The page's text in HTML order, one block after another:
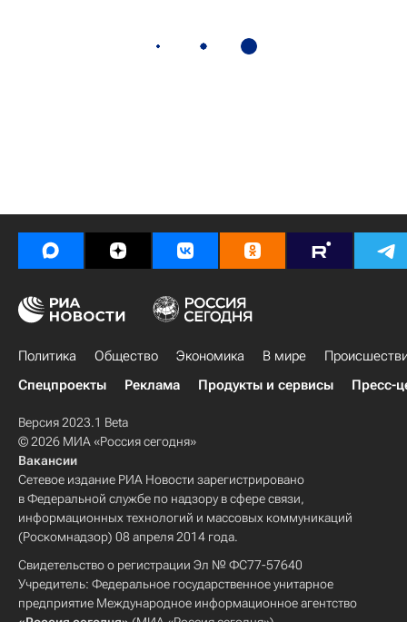
Политика Общество Экономика В мире
Спецпроекты
Реклама Продукты и сервисы Пресс-
Версия 2023.1 Beta
© 2026 МИА «Россия сегодня»
Вакансии
Сетевое издание РИА Новости зарегистрировано
в Федеральной службе по надзору в сфере связи,
информационных технологий и массовых коммуникаций
(Роскомнадзор) 08 апреля 2014 года.
Свидетельство о регистрации Эл № ФС77-57640
Учредитель: Федеральное государственное унитарное
предприятие Международное информационное агентство